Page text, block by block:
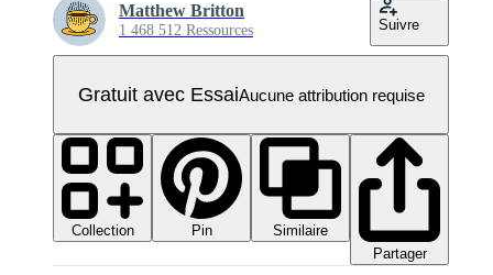
Matthew Britton
1 468 512 Ressources Suivre
Gratuit avec EssaiAucune attribution requise
Collection Pin
Similaire
Partager